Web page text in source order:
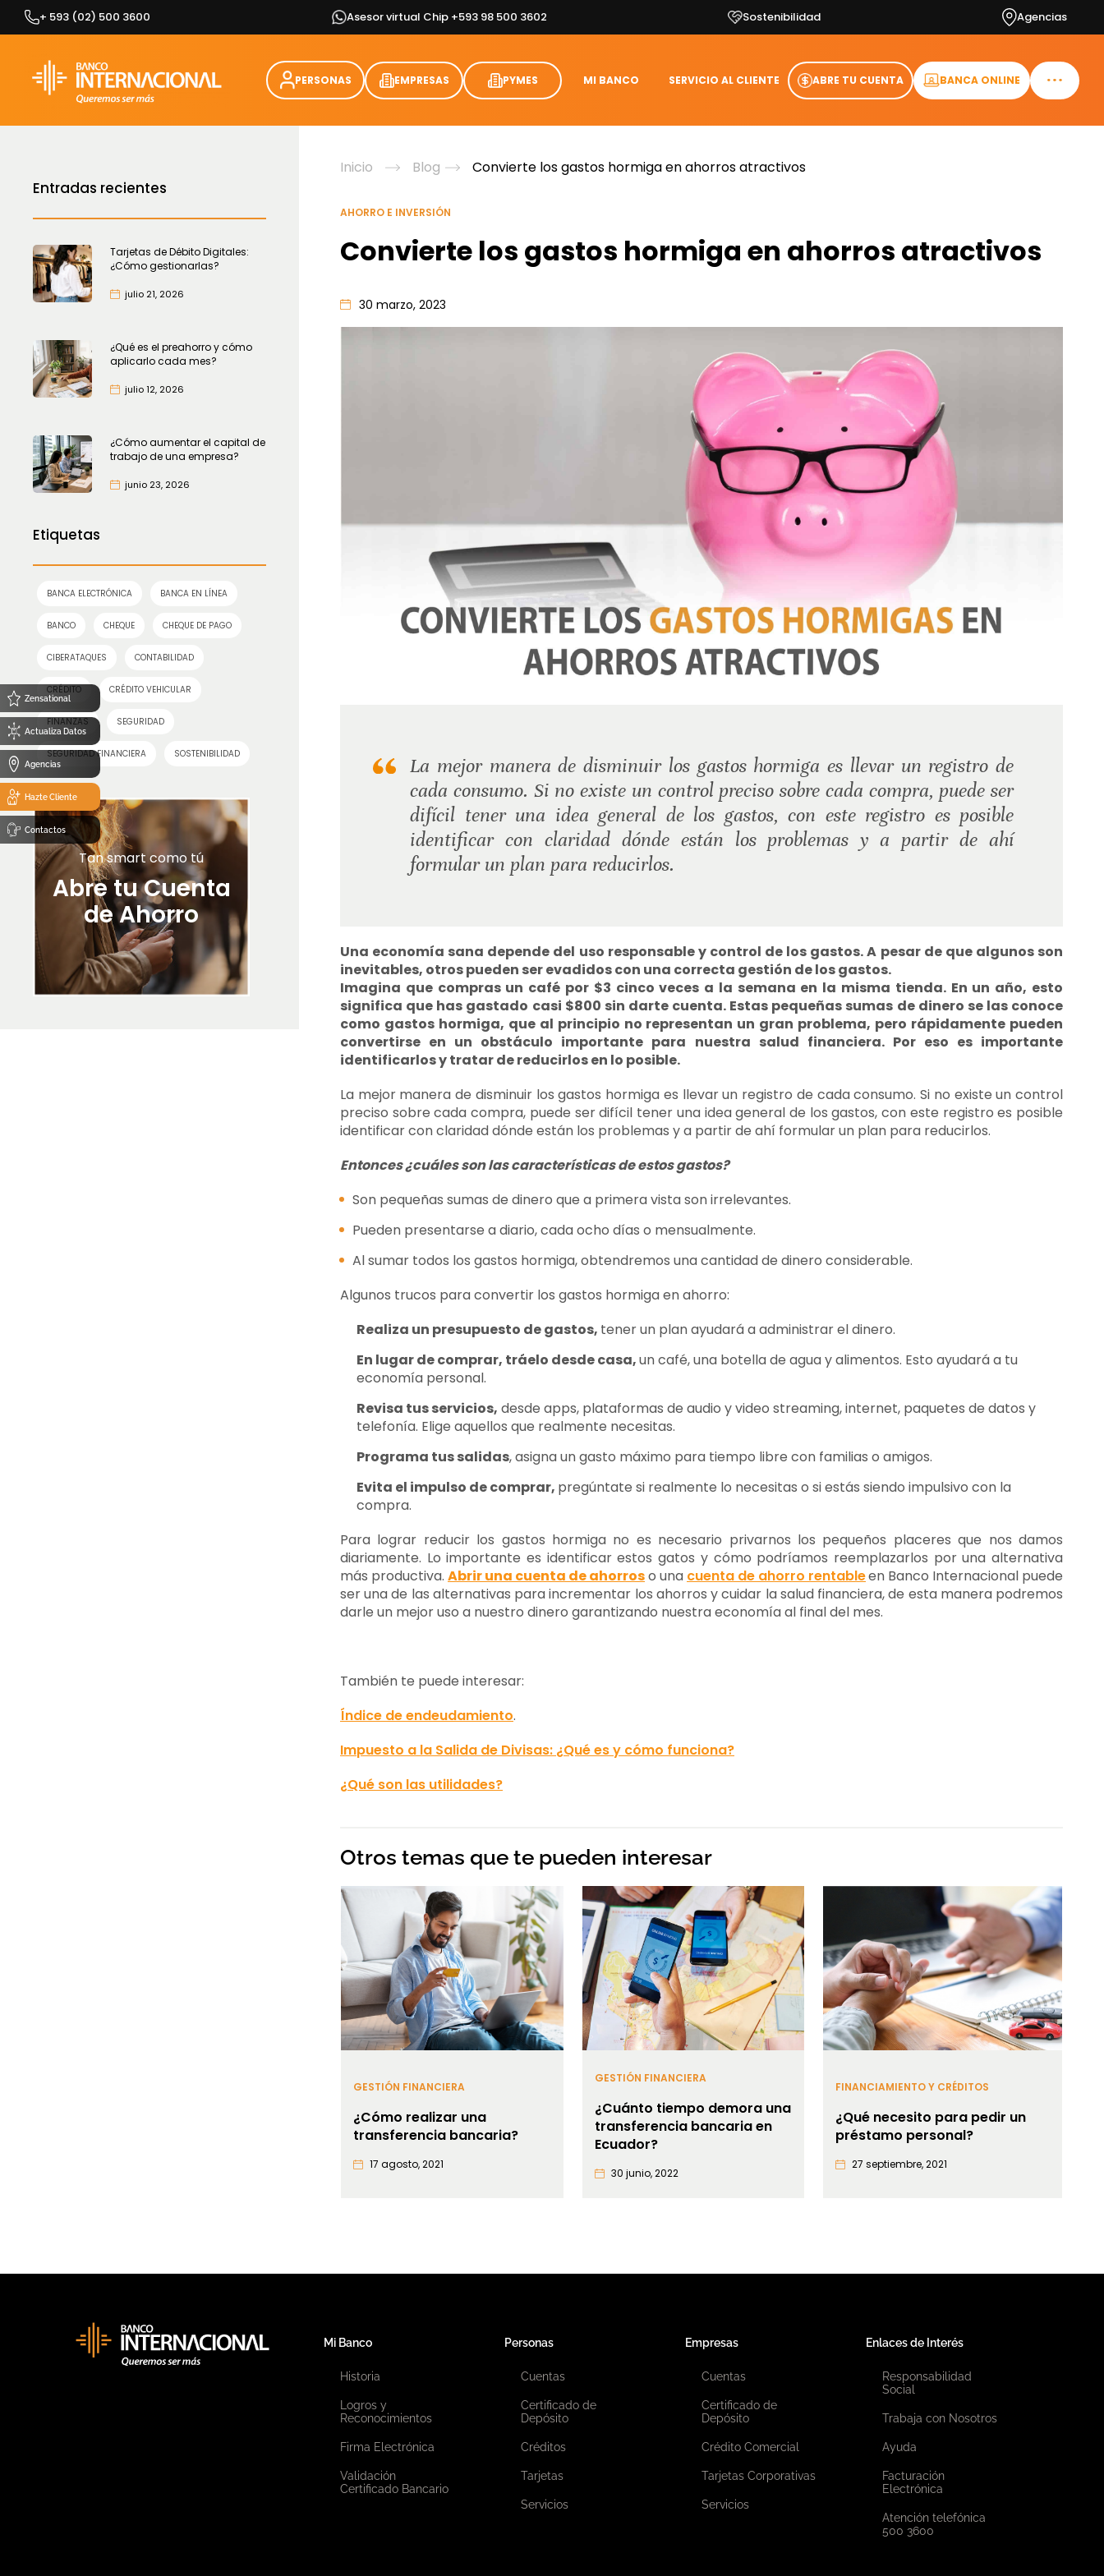
Zensational
Actualiza Datos
Agencias
Hazte Cliente
Contactos
Skip
+ 593 (02) 500 3600 Asesor virtual Chip +593 98 500 3602 Sostenibilidad Agencias
PERSONAS EMPRESAS PYMES MI BANCO SERVICIO AL CLIENTE ABRE TU CUENTA BANCA ONLINE
Entradas recientes
Tarjetas de Débito Digitales:
¿Cómo gestionarlas?
julio 21, 2026
¿Qué es el preahorro y cómo
aplicarlo cada mes?
julio 12, 2026
¿Cómo aumentar el capital de
trabajo de una empresa?
junio 23, 2026
Etiquetas
BANCA ELECTRÓNICA BANCA EN LÍNEA
BANCO CHEQUE CHEQUE DE PAGO
CIBERATAQUES CONTABILIDAD
CRÉDITO CRÉDITO VEHICULAR
FINANZAS SEGURIDAD
SEGURIDAD FINANCIERA SOSTENIBILIDAD
Tan smart como tú
Abre tu Cuenta
de Ahorro
Inicio Blog Convierte los gastos hormiga en ahorros atractivos
AHORRO E INVERSIÓN
Convierte los gastos hormiga en ahorros atractivos
30 marzo, 2023
La mejor manera de disminuir los gastos hormiga es llevar un registro de
cada consumo. Si no existe un control preciso sobre cada compra, puede ser
difícil tener una idea general de los gastos, con este registro es posible
identificar con claridad dónde están los problemas y a partir de ahí
formular un plan para reducirlos.
Una economía sana depende del uso responsable y control de los gastos. A pesar de que algunos son
inevitables, otros pueden ser evadidos con una correcta gestión de los gastos.
Imagina que compras un café por $3 cinco veces a la semana en la misma tienda. En un año, esto
significa que has gastado casi $800 sin darte cuenta. Estas pequeñas sumas de dinero se las conoce
como gastos hormiga, que al principio no representan un gran problema, pero rápidamente pueden
convertirse en un obstáculo importante para nuestra salud financiera. Por eso es importante
identificarlos y tratar de reducirlos en lo posible.
La mejor manera de disminuir los gastos hormiga es llevar un registro de cada consumo. Si no existe un control
preciso sobre cada compra, puede ser difícil tener una idea general de los gastos, con este registro es posible
identificar con claridad dónde están los problemas y a partir de ahí formular un plan para reducirlos.
Entonces ¿cuáles son las características de estos gastos?
Son pequeñas sumas de dinero que a primera vista son irrelevantes.
Pueden presentarse a diario, cada ocho días o mensualmente.
Al sumar todos los gastos hormiga, obtendremos una cantidad de dinero considerable.
Algunos trucos para convertir los gastos hormiga en ahorro:
Realiza un presupuesto de gastos, tener un plan ayudará a administrar el dinero.
En lugar de comprar, tráelo desde casa,un café, una botella de agua y alimentos. Esto ayudará a tu
economía personal.
Revisa tus servicios, desde apps, plataformas de audio y video streaming, internet, paquetes de datos y
telefonía. Elige aquellos que realmente necesitas.
Programa tus salidas, asigna un gasto máximo para tiempo libre con familias o amigos.
Evita el impulso de comprar, pregúntate si realmente lo necesitas o si estás siendo impulsivo con la
compra.
Para lograr reducir los gastos hormiga no es necesario privarnos los pequeños placeres que nos damos
diariamente. Lo importante es identificar estos gatos y cómo podríamos reemplazarlos por una alternativa
más productiva. Abrir una cuenta de ahorroso una cuenta de ahorro rentableen Banco Internacional puede
ser una de las alternativas para incrementar los ahorros y cuidar la salud financiera, de esta manera podremos
darle un mejor uso a nuestro dinero garantizando nuestra economía al final del mes.
También te puede interesar:
Índice de endeudamiento.
Impuesto a la Salida de Divisas: ¿Qué es y cómo funciona?
¿Qué son las utilidades?
Otros temas que te pueden interesar
GESTIÓN FINANCIERA
¿Cómo realizar una
transferencia bancaria?
17 agosto, 2021
GESTIÓN FINANCIERA
¿Cuánto tiempo demora una
transferencia bancaria en
Ecuador?
30 junio, 2022
FINANCIAMIENTO Y CRÉDITOS
¿Qué necesito para pedir un
préstamo personal?
27 septiembre, 2021
Mi Banco
Historia
Logros y
Reconocimientos
Firma Electrónica
Validación
Certificado Bancario
Personas
Cuentas
Certificado de
Depósito
Créditos
Tarjetas
Servicios
Empresas
Cuentas
Certificado de
Depósito
Crédito Comercial
Tarjetas Corporativas
Servicios
Enlaces de Interés
Responsabilidad
Social
Trabaja con Nosotros
Ayuda
Facturación
Electrónica
Atención telefónica
500 3600